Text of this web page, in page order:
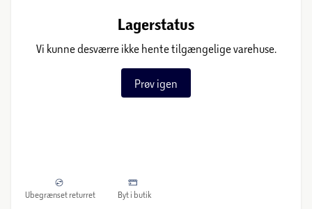
Lagerstatus
Vi kunne desværre ikke hente tilgængelige varehuse.
Prøv igen
Ubegrænset returret Byt i butik